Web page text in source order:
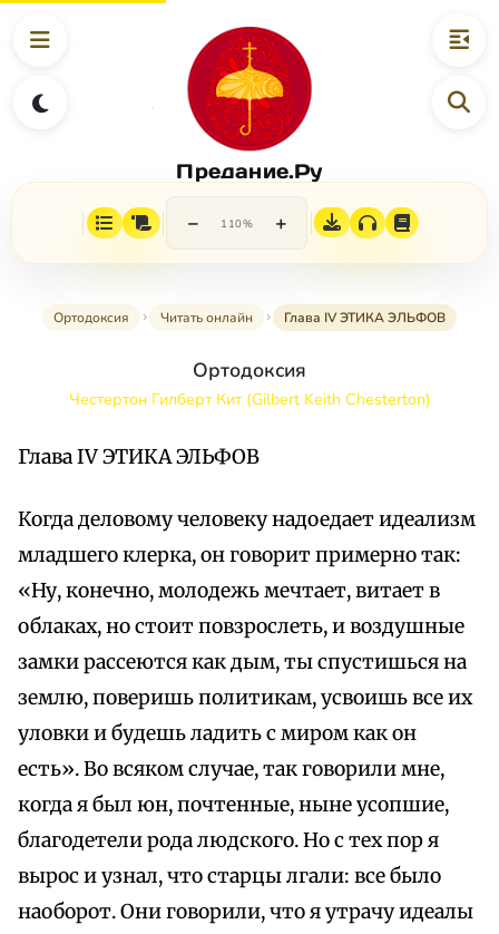
Предание.Ру
− 110% +
Ортодоксия Читать онлайн Глава IV ЭТИКА ЭЛЬФОВ
Ортодоксия
Честертон Гилберт Кит (Gilbert Keith Chesterton)
Глава IV ЭТИКА ЭЛЬФОВ
Когда деловому человеку надоедает идеализм
младшего клерка, он говорит примерно так:
«Ну, конечно, молодежь мечтает, витает в
облаках, но стоит повзрослеть, и воздушные
замки рассеются как дым, ты спустишься на
землю, поверишь политикам, усвоишь все их
уловки и будешь ладить с миром как он
есть». Во всяком случае, так говорили мне,
когда я был юн, почтенные, ныне усопшие,
благодетели рода людского. Но с тех пор я
вырос и узнал, что старцы лгали: все было
наоборот. Они говорили, что я утрачу идеалы